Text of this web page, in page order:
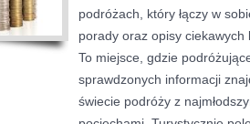
podróżach, który łączy w
porady oraz opisy ciekawych
To miejsce, gdzie
sprawdzonych informacji
świecie podróży z